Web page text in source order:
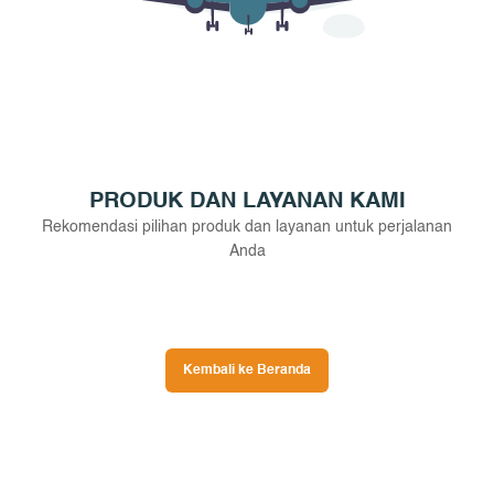
PRODUK DAN LAYANAN KAMI
Rekomendasi pilihan produk dan layanan untuk perjalanan
Anda
Kembali ke Beranda